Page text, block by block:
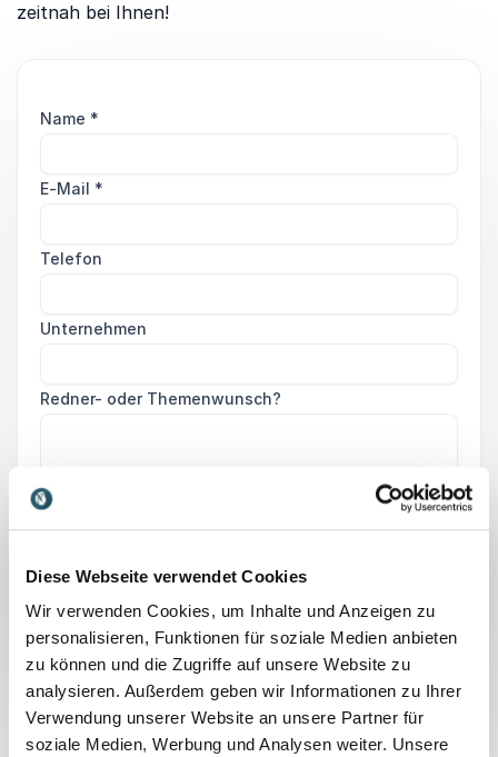
Diese Webseite verwendet Cookies
Wir verwenden Cookies, um Inhalte und Anzeigen zu
personalisieren, Funktionen für soziale Medien anbieten
zu können und die Zugriffe auf unsere Website zu
analysieren. Außerdem geben wir Informationen zu Ihrer
Verwendung unserer Website an unsere Partner für
soziale Medien, Werbung und Analysen weiter. Unsere
zeitnah bei Ihnen!
Name *
E-Mail *
Telefon
Unternehmen
Redner- oder Themenwunsch?